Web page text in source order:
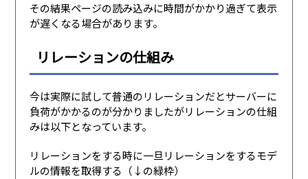
その結果ページの読み込みに時間がかかり過ぎて表示
が遅くなる場合があります。
リレーションの仕組み
今は実際に試して普通のリレーションだとサーバーに
負荷がかかるのが分かりましたがリレーションの仕組
みは以下となっています。
リレーションをする時に一旦リレーションをするモデ
ルの情報を取得する（↓の緑枠）